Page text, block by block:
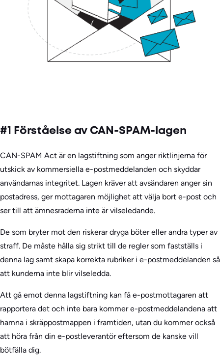
#1 Förståelse av CAN-SPAM-lagen
CAN-SPAM Act är en lagstiftning som anger riktlinjerna för
utskick av kommersiella e-postmeddelanden och skyddar
användarnas integritet. Lagen kräver att avsändaren anger sin
postadress, ger mottagaren möjlighet att välja bort e-post och
ser till att ämnesraderna inte är vilseledande.
De som bryter mot den riskerar dryga böter eller andra typer av
straff. De måste hålla sig strikt till de regler som fastställs i
denna lag samt skapa korrekta rubriker i e-postmeddelanden så
att kunderna inte blir vilseledda.
Att gå emot denna lagstiftning kan få e-postmottagaren att
rapportera det och inte bara kommer e-postmeddelandena att
hamna i skräppostmappen i framtiden, utan du kommer också
att höra från din e-postleverantör eftersom de kanske vill
bötfälla dig.